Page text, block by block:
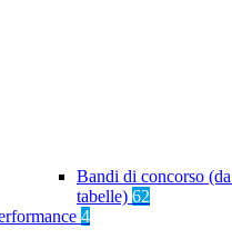
Bandi di concorso
tabelle) 62
4